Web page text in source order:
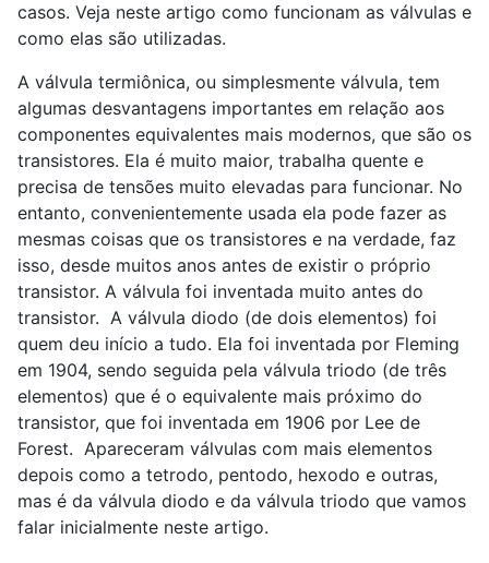
casos. Veja neste artigo como funcionam as válvulas e
como elas são utilizadas.
A válvula termiônica, ou simplesmente válvula, tem
algumas desvantagens importantes em relação aos
componentes equivalentes mais modernos, que são os
transistores. Ela é muito maior, trabalha quente e
precisa de tensões muito elevadas para funcionar. No
entanto, convenientemente usada ela pode fazer as
mesmas coisas que os transistores e na verdade, faz
isso, desde muitos anos antes de existir o próprio
transistor. A válvula foi inventada muito antes do
transistor. A válvula diodo (de dois elementos) foi
quem deu início a tudo. Ela foi inventada por Fleming
em 1904, sendo seguida pela válvula triodo (de três
elementos) que é o equivalente mais próximo do
transistor, que foi inventada em 1906 por Lee de
Forest. Apareceram válvulas com mais elementos
depois como a tetrodo, pentodo, hexodo e outras,
mas é da válvula diodo e da válvula triodo que vamos
falar inicialmente neste artigo.